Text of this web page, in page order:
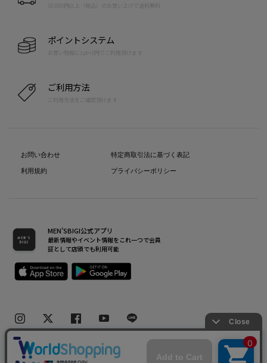
10,000円以上（税込）のお買い上げで送料無料
ポイントシステム
お買い物毎に1pt=1円でご利用頂けます
ご利用方法
ご利用方法をご確認頂けます
お問い合わせ
利用規約
特定商取引法に基づく表記
プライバシーポリシー
MEN’SBIGI公式アプリ
最新情報やイベント情報をこれ一つで会員
証として店頭でも利用可能
Copyright(C) Bigi Co.,Ltd.All Rights Reserved.